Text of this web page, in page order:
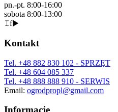
pn.-pt. 8:00-16:00
sobota 8:00-13:00
𝙸f▶
Kontakt
Tel. +48 882 830 102 - SPRZĘT
Tel. +48 604 085 337
Tel. +48 888 888 910 - SERWIS
Email: ogrodpropl@gmail.com